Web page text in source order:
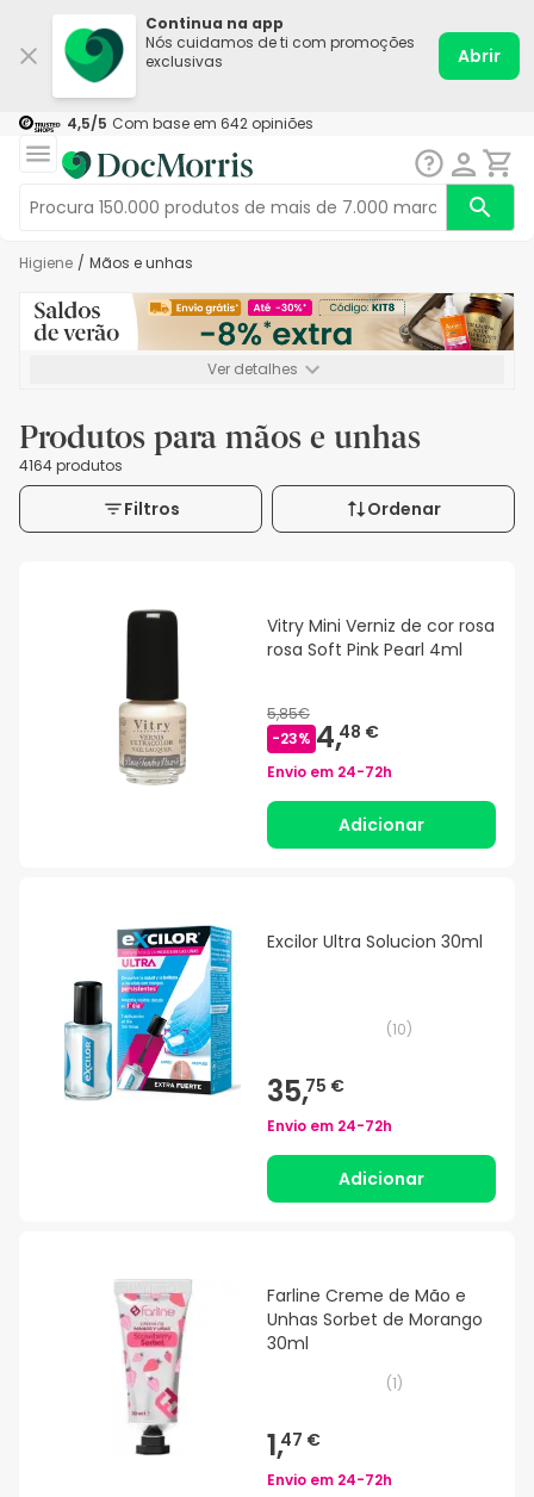
Continua na app
Nós cuidamos de ti com promoções
exclusivas
Abrir
4,5/5 Com base em 642 opiniões
Higiene / Mãos e unhas
Ver detalhes
Produtos para mãos e unhas
4164 produtos
Filtros Ordenar
Vitry Mini Verniz de cor rosa
rosa Soft Pink Pearl 4ml
5,85€
-23% 4,48 €
Envio em 24-72h
Adicionar
Excilor Ultra Solucion 30ml
(10)
35,75 €
Envio em 24-72h
Adicionar
Farline Creme de Mão e
Unhas Sorbet de Morango
30ml
(1)
1,47 €
Envio em 24-72h